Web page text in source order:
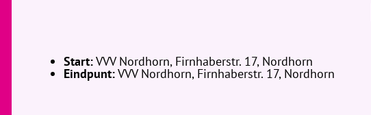
j
Start:VVV Nordhorn, Firnhaberstr. 17, Nordhorn
Eindpunt:VVV Nordhorn, Firnhaberstr. 17, Nordhorn